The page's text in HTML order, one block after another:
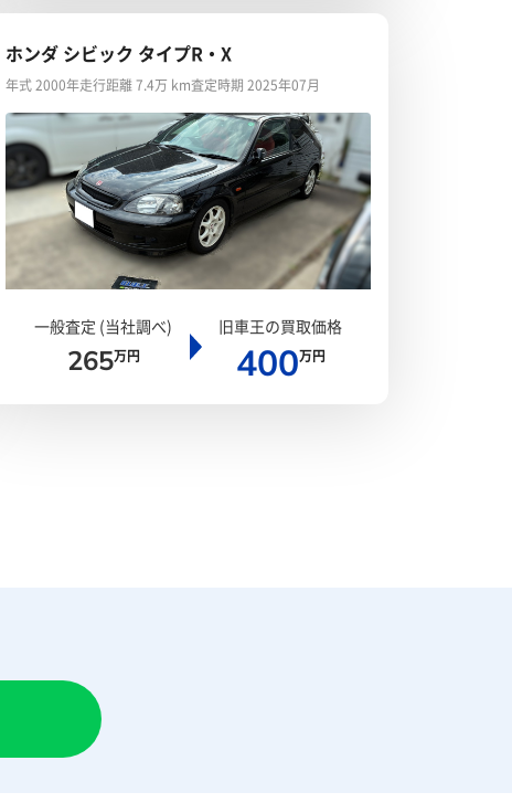
ホンダ シビック タイプR・X
年式 2000年走行距離 7.4万 km査定時期 2025年07月
一般査定 (当社調べ)
265万円
旧車王の買取価格
400万円